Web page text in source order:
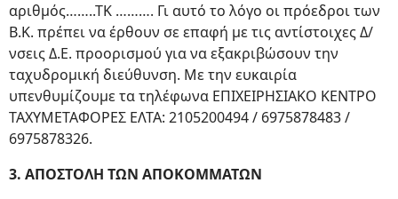
αριθμός……..ΤΚ ………. Γι αυτό το λόγο οι πρόεδροι των
Β.Κ. πρέπει να έρθουν σε επαφή με τις αντίστοιχες Δ/
νσεις Δ.Ε. προορισμού για να εξακριβώσουν την
ταχυδρομική διεύθυνση. Με την ευκαιρία
υπενθυμίζουμε τα τηλέφωνα ΕΠΙΧΕΙΡΗΣΙΑΚΟ ΚΕΝΤΡΟ
ΤΑΧΥΜΕΤΑΦΟΡΕΣ ΕΛΤΑ: 2105200494 / 6975878483 /
6975878326.
3. ΑΠΟΣΤΟΛΗ ΤΩΝ ΑΠΟΚΟΜΜΑΤΩΝ